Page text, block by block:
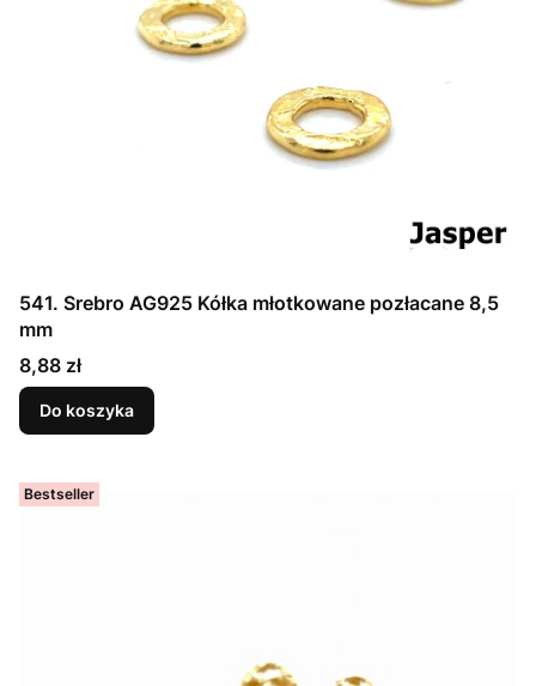
541. Srebro AG925 Kółka młotkowane pozłacane 8,5
mm
Cena
8,88 zł
Do koszyka
Bestseller